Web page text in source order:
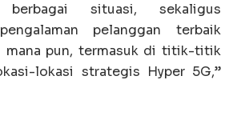
situasi, sekaligus
pelanggan terbaik
mana pun, termasuk di titik-titik
lokasi strategis Hyper 5G,”